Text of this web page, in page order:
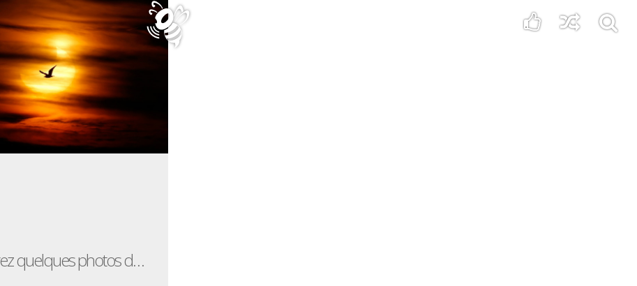
Découvrez quelques photos de la première éclipse solaire de l’année 2011